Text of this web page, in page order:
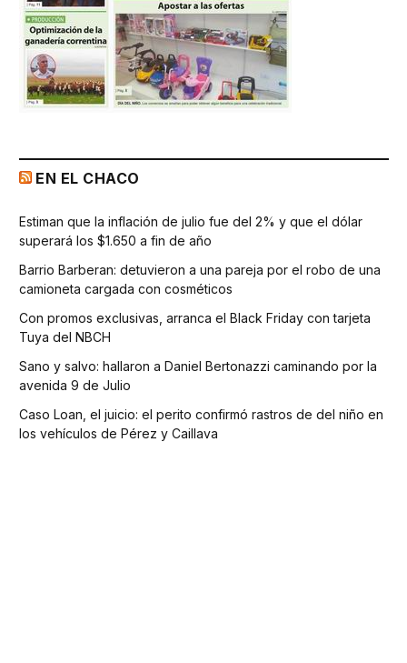
EN EL CHACO
Estiman que la inflación de julio fue del 2% y que el dólar
superará los $1.650 a fin de año
Barrio Barberan: detuvieron a una pareja por el robo de una
camioneta cargada con cosméticos
Con promos exclusivas, arranca el Black Friday con tarjeta
Tuya del NBCH
Sano y salvo: hallaron a Daniel Bertonazzi caminando por la
avenida 9 de Julio
Caso Loan, el juicio: el perito confirmó rastros de del niño en
los vehículos de Pérez y Caillava